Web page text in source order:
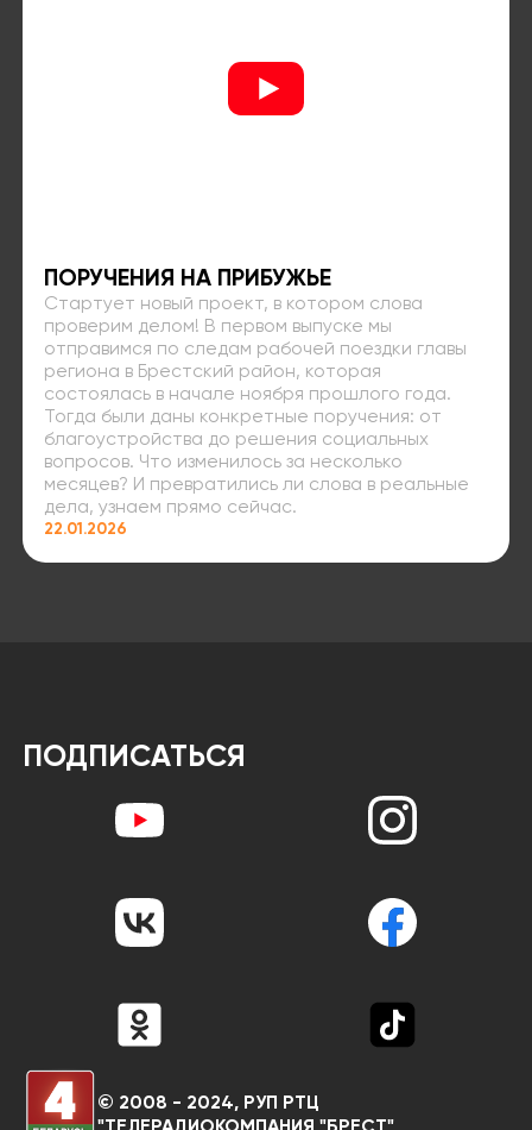
ПОРУЧЕНИЯ НА ПРИБУЖЬЕ
Стартует новый проект, в котором слова
проверим делом! В первом выпуске мы
отправимся по следам рабочей поездки главы
региона в Брестский район, которая
состоялась в начале ноября прошлого года.
Тогда были даны конкретные поручения: от
благоустройства до решения социальных
вопросов. Что изменилось за несколько
месяцев? И превратились ли слова в реальные
дела, узнаем прямо сейчас.
22.01.2026
ПОДПИСАТЬСЯ
© 2008 - 2024, РУП РТЦ